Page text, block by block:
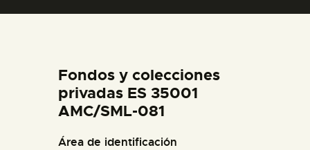
ESPAÑOL
PREPARAR LA VISITA
Fondos y colecciones
privadas ES 35001
AMC/SML-081
Área de identificación